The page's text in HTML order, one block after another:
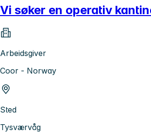
Vi søker en operativ
Arbeidsgiver
Coor - Norway
Sted
Tysværvåg